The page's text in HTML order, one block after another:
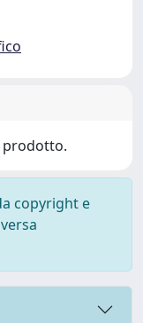
prodotto.
copyright e